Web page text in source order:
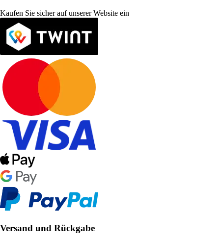
Kaufen Sie sicher auf unserer Website ein
Versand und Rückgabe